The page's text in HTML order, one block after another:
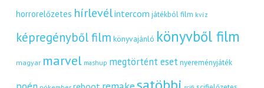
horrorelőzetes hírlevélintercom játékból film kvíz
képregényből film könyvajánló könyvből film
magyar marvel mashup megtörtént eset nyereményjáték